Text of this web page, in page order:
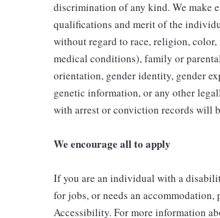
discrimination of any kind. We make
qualifications and merit of the
without regard to race, religion,
medical conditions), family or
orientation, gender identity, gender
genetic information, or any other
with arrest or conviction records will
We encourage all to apply
If you are an individual with a
for jobs, or needs an
Accessibility. For more information